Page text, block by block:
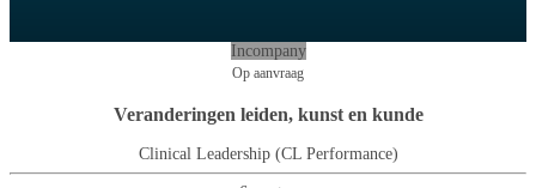
Incompany
Op aanvraag
Veranderingen leiden, kunst en kunde
Clinical Leadership (CL Performance)